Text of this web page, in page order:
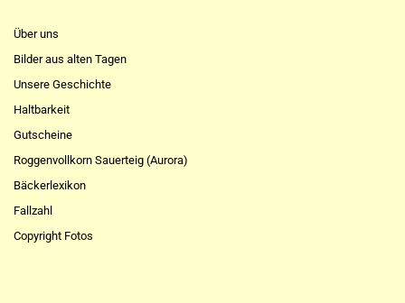
Über uns
Bilder aus alten Tagen
Unsere Geschichte
Haltbarkeit
Gutscheine
Roggenvollkorn Sauerteig (Aurora)
Bäckerlexikon
Fallzahl
Copyright Fotos